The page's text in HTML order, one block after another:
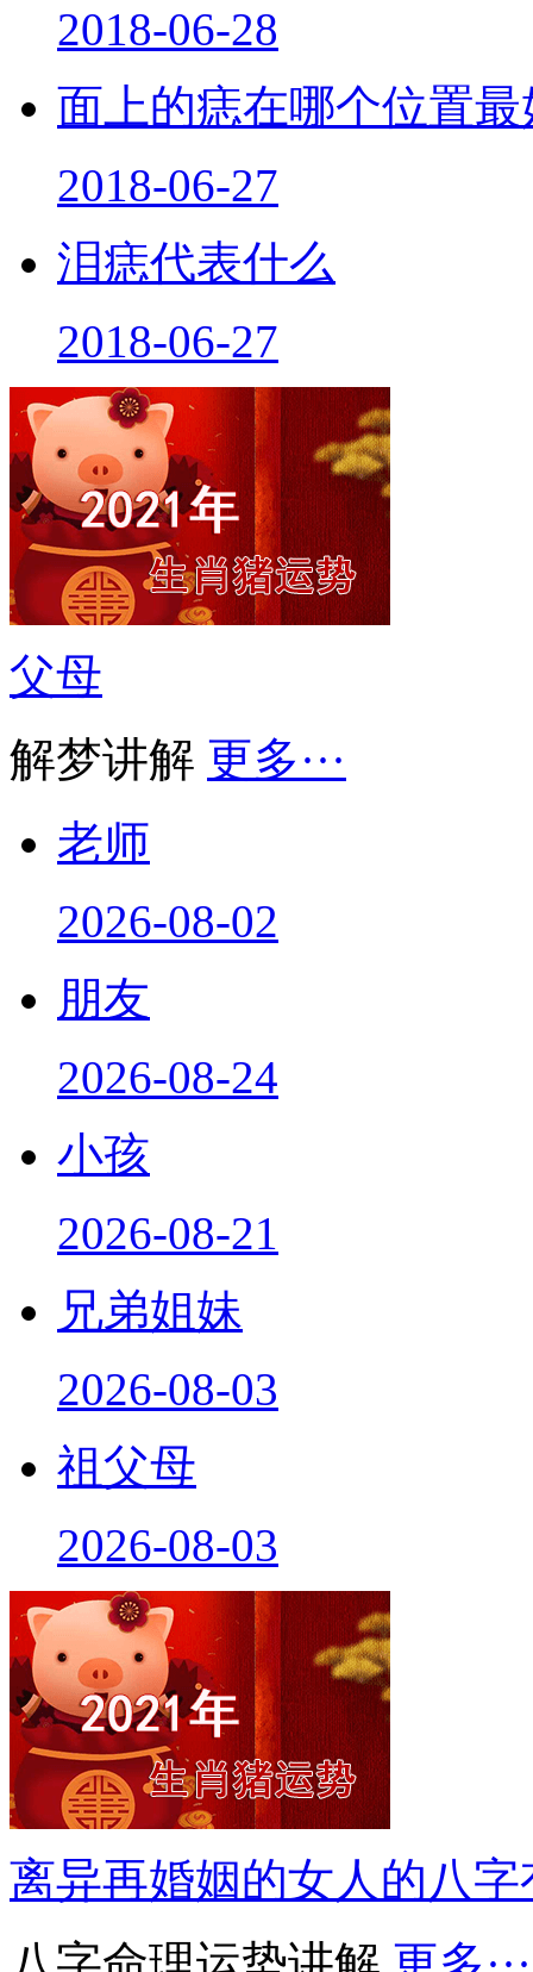
2018-06-28
面上的痣在哪个位置最
2018-06-27
泪痣代表什么
2018-06-27
父母
解梦讲解 更多···
老师
2026-08-02
朋友
2026-08-24
小孩
2026-08-21
兄弟姐妹
2026-08-03
祖父母
2026-08-03
离异再婚姻的女人的八